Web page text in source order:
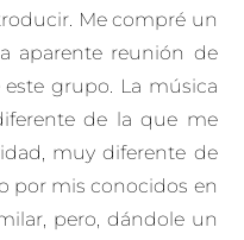
Me compré un
aparente reunión de
grupo. La música
de la que me
muy diferente de
por mis conocidos en
pero, dándole un